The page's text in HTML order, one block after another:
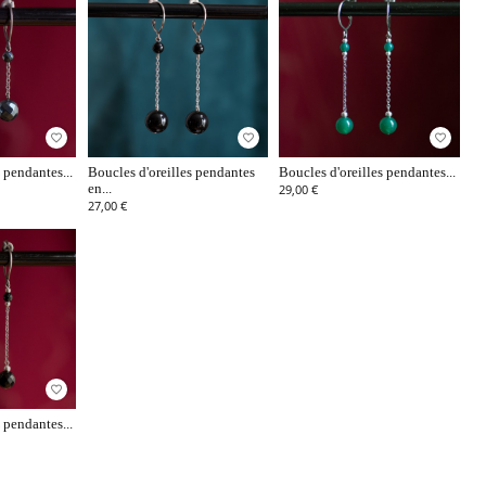
favorite_border favorite_border
Boucles d'oreilles pendantes
en...
27,00 €
favorite_border
Boucles d'oreilles pendantes...
29,00 €
favorite_border